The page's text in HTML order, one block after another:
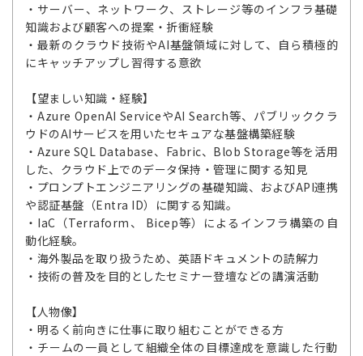
・サーバー、ネットワーク、ストレージ等のインフラ基礎
知識および顧客への提案・折衝経験
・最新のクラウド技術やAI基盤領域に対して、自ら積極的
にキャッチアップし習得する意欲
【望ましい知識・経験】
・Azure OpenAI ServiceやAI Search等、パブリッククラ
ウドのAIサービスを用いたセキュアな基盤構築経験
・Azure SQL Database、Fabric、Blob Storage等を活用
した、クラウド上でのデータ保持・管理に関する知見
・プロンプトエンジニアリングの基礎知識、およびAPI連携
や認証基盤（Entra ID）に関する知識。
・IaC（Terraform、 Bicep等）によるインフラ構築の自
動化経験。
・海外製品を取り扱うため、英語ドキュメントの読解力
・技術の普及を目的としたセミナー登壇などの講演活動
【人物像】
・明るく前向きに仕事に取り組むことができる方
・チームの一員として組織全体の目標達成を意識した行動